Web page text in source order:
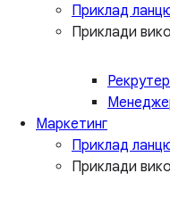
Приклад
Приклади
Рекрутер
Маркетинг
Приклад
Приклади